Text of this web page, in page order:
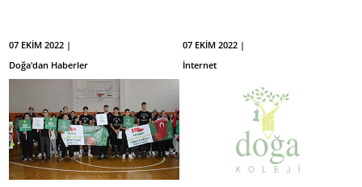
07 EKİM 2022 |
Doğa'dan Haberler
07 EKİM 2022 |
İnternet